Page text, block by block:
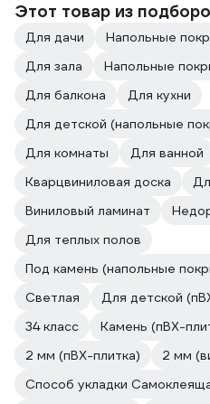
Этот товар из
Для дачи
Напольные
Для зала
Напольные
Для балкона
Для кухни
Для детской (напольные
Для комнаты
Для ванной
Кварцвиниловая доска
Виниловый ламинат
Для теплых полов
Под камень (напольные
Светлая
Для детской
34 класс
Камень (пВХ-
2 мм (пВХ-плитка)
2 мм
Способ укладки